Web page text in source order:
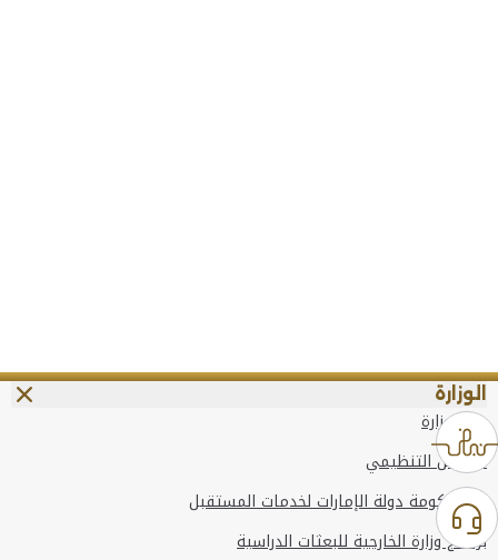
الوزارة
عن الوزارة
الهيكل التنظيمي
وعد حكومة دولة الإمارات لخدمات المستقبل
برنامج وزارة الخارجية للبعثات الدراسية